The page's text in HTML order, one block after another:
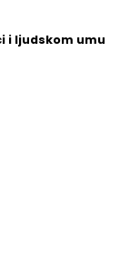
i ljudskom umu